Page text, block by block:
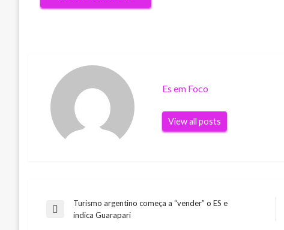
Es em Foco
View all posts
Navegação
Previous
Turismo argentino começa a “vender” o ES e
indica Guarapari